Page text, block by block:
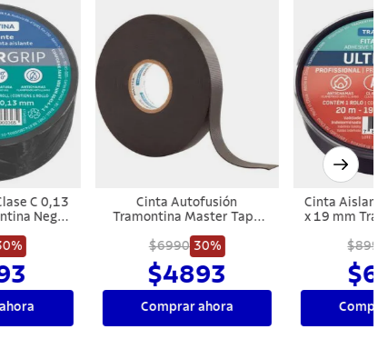
Cinta Autofusión
Tramontina Master Tape
Comprar ahora
Cinta Aislante Clase A 0,18
x 19 mm Tramontina Negra
Comprar ahora